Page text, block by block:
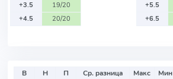
+3.5
19/20
+4.5
20/20
+5.5
+6.5
В Н П Ср. разница Макс Мин